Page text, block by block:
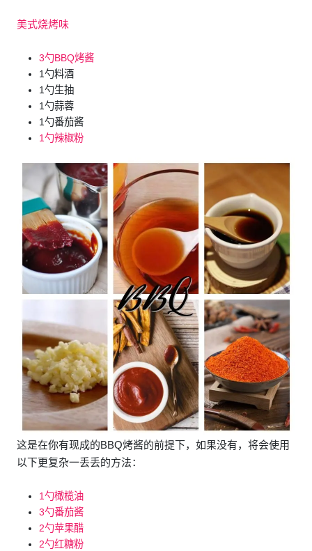
美式烧烤味
3勺BBQ烤酱
1勺料酒
1勺生抽
1勺蒜蓉
1勺番茄酱
1勺辣椒粉
这是在你有现成的BBQ烤酱的前提下，如果没有，将会使用
以下更复杂一丢丢的方法：
1勺橄榄油
3勺番茄酱
2勺苹果醋
2勺红糖粉